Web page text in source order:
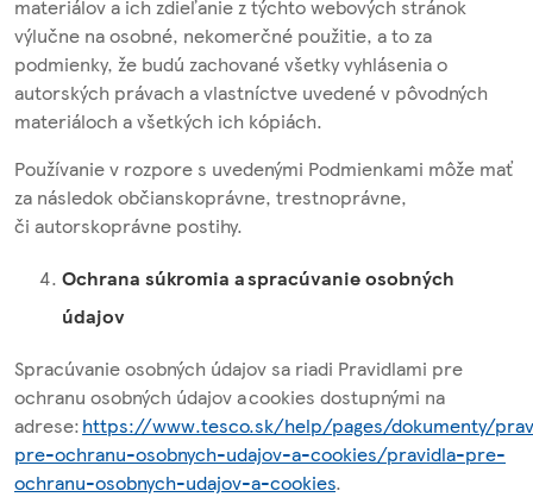
materiálov a ich zdieľanie z týchto webových stránok
výlučne na osobné, nekomerčné použitie, a to za
podmienky, že budú zachované všetky vyhlásenia o
autorských právach a vlastníctve uvedené v pôvodných
materiáloch a všetkých ich kópiách.
Používanie v rozpore s uvedenými Podmienkami môže mať
za následok občianskoprávne, trestnoprávne,
či autorskoprávne postihy.
Ochrana súkromia a spracúvanie osobných
údajov
Spracúvanie osobných údajov sa riadi Pravidlami pre
ochranu osobných údajov a cookies dostupnými na
adrese:https://www.tesco.sk/help/pages/dokumenty/
pre-ochranu-osobnych-udajov-a-cookies/pravidla-pre-
ochranu-osobnych-udajov-a-cookies.